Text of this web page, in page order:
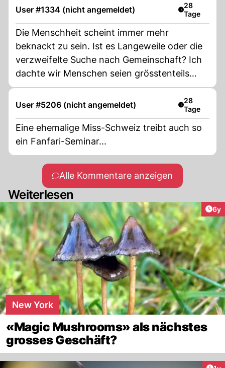
User #1334 (nicht angemeldet) Artikel
28
Tage
Die Menschheit scheint immer mehr
beknackt zu sein. Ist es Langeweile oder die
verzweifelte Suche nach Gemeinschaft? Ich
dachte wir Menschen seien grösstenteils
aufgeklärt, eben nur grösstenteils.
User #5206 (nicht angemeldet) Artikel
28
Tage
Eine ehemalige Miss-Schweiz treibt auch so
ein Fanfari-Seminar...
Alle Kommentare anzeigen
Weiterlesen
6y
New York
«Magic Mushrooms» als nächstes
grosses Geschäft?